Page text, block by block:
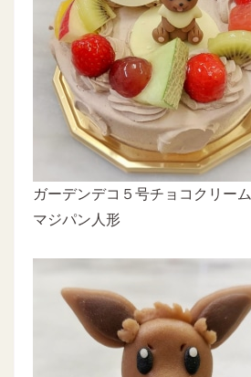
ガーデンデコ５号チョコクリーム
マジパン人形